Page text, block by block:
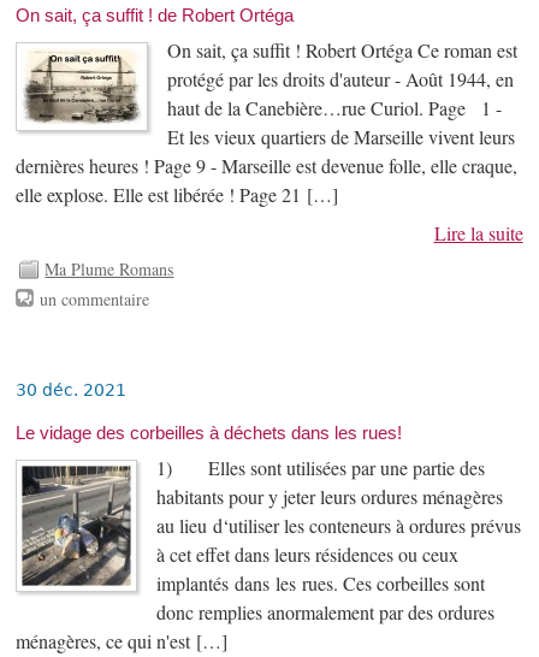
On sait, ça suffit ! de Robert Ortéga
On sait, ça suffit ! Robert Ortéga Ce roman est
protégé par les droits d'auteur - Août 1944, en
haut de la Canebière…rue Curiol. Page 1 -
Et les vieux quartiers de Marseille vivent leurs
dernières heures ! Page 9 - Marseille est devenue folle, elle craque,
elle explose. Elle est libérée ! Page 21 […]
Lire la suite
Ma Plume Romans
un commentaire
30 déc. 2021
Le vidage des corbeilles à déchets dans les rues!
1) Elles sont utilisées par une partie des
habitants pour y jeter leurs ordures ménagères
au lieu d‘utiliser les conteneurs à ordures prévus
à cet effet dans leurs résidences ou ceux
implantés dans les rues. Ces corbeilles sont
donc remplies anormalement par des ordures
ménagères, ce qui n'est […]